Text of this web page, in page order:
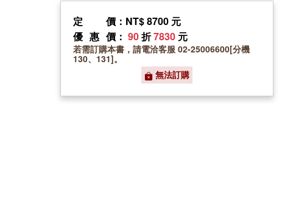
定價 ：NT$ 8700 元
優惠價 ： 90折7830 元
若需訂購本書，請電洽客服 02-25006600[分機
130、131]。
無法訂購